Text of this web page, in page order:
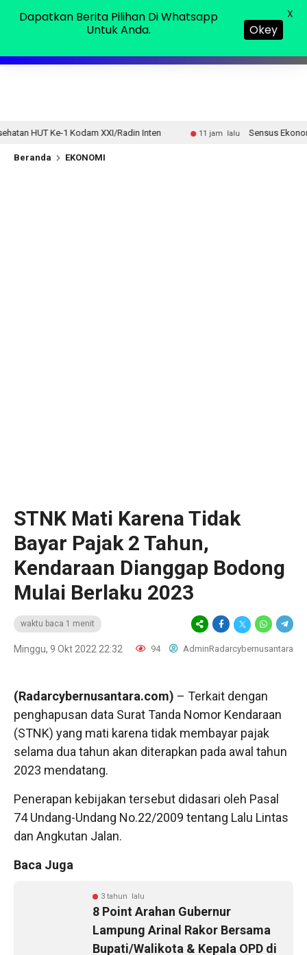
XXI/Radin Inten 11 jam lalu Sensus Ekonomi 2026, Pemprov
Beranda EKONOMI
STNK Mati Karena Tidak
Bayar Pajak 2 Tahun,
Kendaraan Dianggap Bodong
Mulai Berlaku 2023
waktu baca 1 menit
Minggu, 9 Okt 2022 22:32 94 AdminRadarcybernusantara
(Radarcybernusantara.com) – Terkait dengan
penghapusan data Surat Tanda Nomor Kendaraan
(STNK) yang mati karena tidak membayar pajak
selama dua tahun akan diterapkan pada awal tahun
2023 mendatang.
Penerapan kebijakan tersebut didasari oleh Pasal
74 Undang-Undang No.22/2009 tentang Lalu Lintas
dan Angkutan Jalan.
Baca Juga
3 tahun lalu
8 Point Arahan Gubernur
Lampung Arinal Rakor Bersama
Bupati/Walikota & Kepala OPD di
Dapatkan Berita Pilihan Di Whatsapp
Untuk Anda.
Okey
X